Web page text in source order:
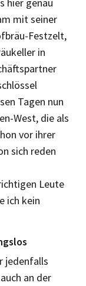
mit seiner
Festzelt,
in
Tagen nun
West, die als
vor ihrer
sich reden
Leute
ich kein
jedenfalls
an der